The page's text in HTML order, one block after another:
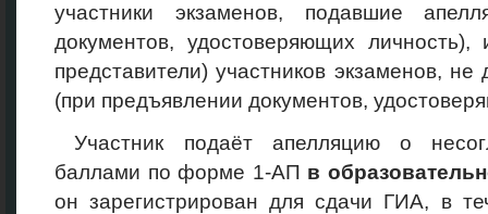
участники экзаменов, подавшие
документов, удостоверяющих
представители) участников экзаменов,
(при предъявлении документов,
Участник подаёт апелляцию о
баллами по форме 1-АП в
он зарегистрирован для сдачи ГИА, в